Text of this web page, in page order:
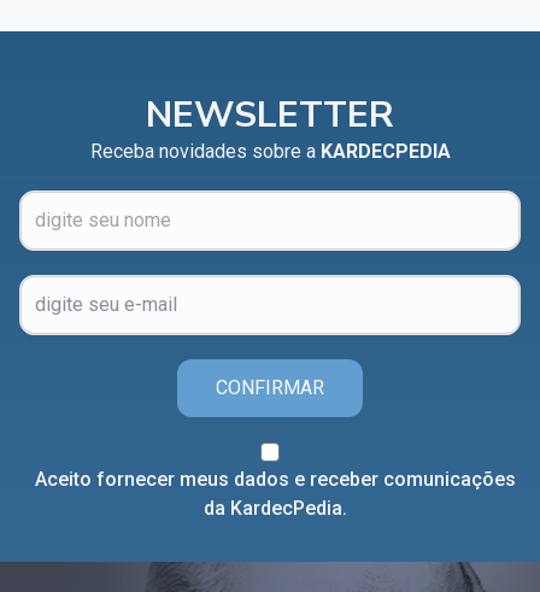
NEWSLETTER
Receba novidades sobre a KARDECPEDIA
CONFIRMAR
Aceito fornecer meus dados e receber comunicações
da KardecPedia.